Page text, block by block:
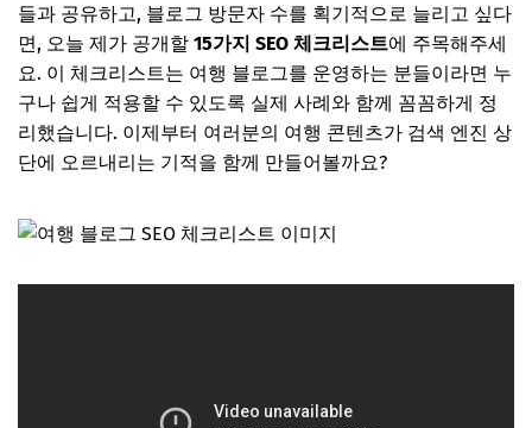
들과 공유하고, 블로그 방문자 수를 획기적으로 늘리고 싶다
면, 오늘 제가 공개할 15가지 SEO 체크리스트에 주목해주세
요. 이 체크리스트는 여행 블로그를 운영하는 분들이라면 누
구나 쉽게 적용할 수 있도록 실제 사례와 함께 꼼꼼하게 정
리했습니다. 이제부터 여러분의 여행 콘텐츠가 검색 엔진 상
단에 오르내리는 기적을 함께 만들어볼까요?